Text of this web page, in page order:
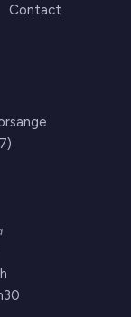
Contact